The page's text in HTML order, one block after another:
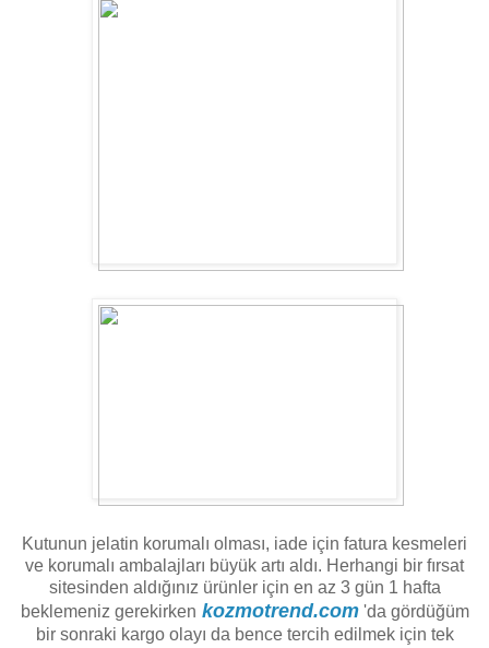
Kutunun jelatin korumalı olması, iade için fatura kesmeleri
ve korumalı ambalajları büyük artı aldı. Herhangi bir fırsat
sitesinden aldığınız ürünler için en az 3 gün 1 hafta
beklemeniz gerekirken kozmotrend.com'da gördüğüm
bir sonraki kargo olayı da bence tercih edilmek için tek